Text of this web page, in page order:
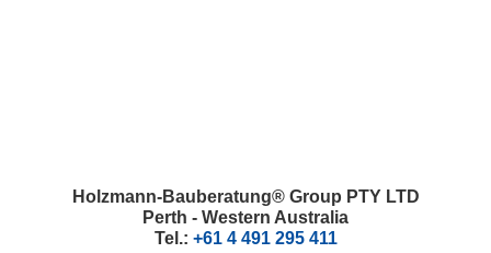
Holzmann-Bauberatung® Group PTY LTD
Perth - Western Australia
Tel.: +61 4 491 295 411